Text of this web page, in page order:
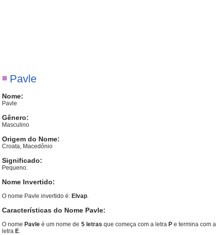
Pavle
Nome:
Pavle
Gênero:
Masculino
Origem do Nome:
Croata, Macedônio
Significado:
Pequeno.
Nome Invertido:
O nome Pavle invertido é: Elvap.
Características do Nome Pavle:
O nome Pavle é um nome de 5 letras que começa com a letra Pe termina com a
letra E.